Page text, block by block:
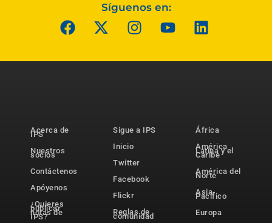
Síguenos en:
Acerca de
IPS
Nuestros
socios
Contáctenos
Apóyenos
¿Quieres
publicar
notas de
IPS?
Sigue a IPS
Inicio
Twitter
Facebook
Flickr
Reglas de
comunidad
África
América
Latina y el
Caribe
América del
Norte
Asia-
Pacífico
Europa